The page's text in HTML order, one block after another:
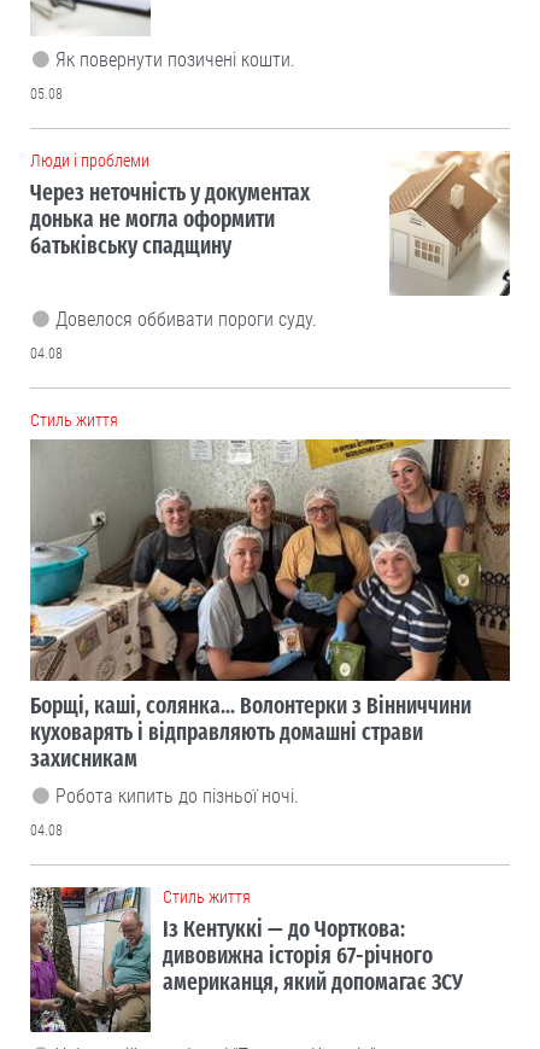
Як повернути позичені кошти.
05.08
Люди і проблеми
Через неточність у документах
донька не могла оформити
батьківську спадщину
Довелося оббивати пороги суду.
04.08
Cтиль життя
Борщі, каші, солянка... Волонтерки з Вінниччини
куховарять і відправляють домашні страви
захисникам
Робота кипить до пізньої ночі.
04.08
Cтиль життя
Із Кентуккі — до Чорткова:
дивовижна історія 67-річного
американця, який допомагає ЗСУ